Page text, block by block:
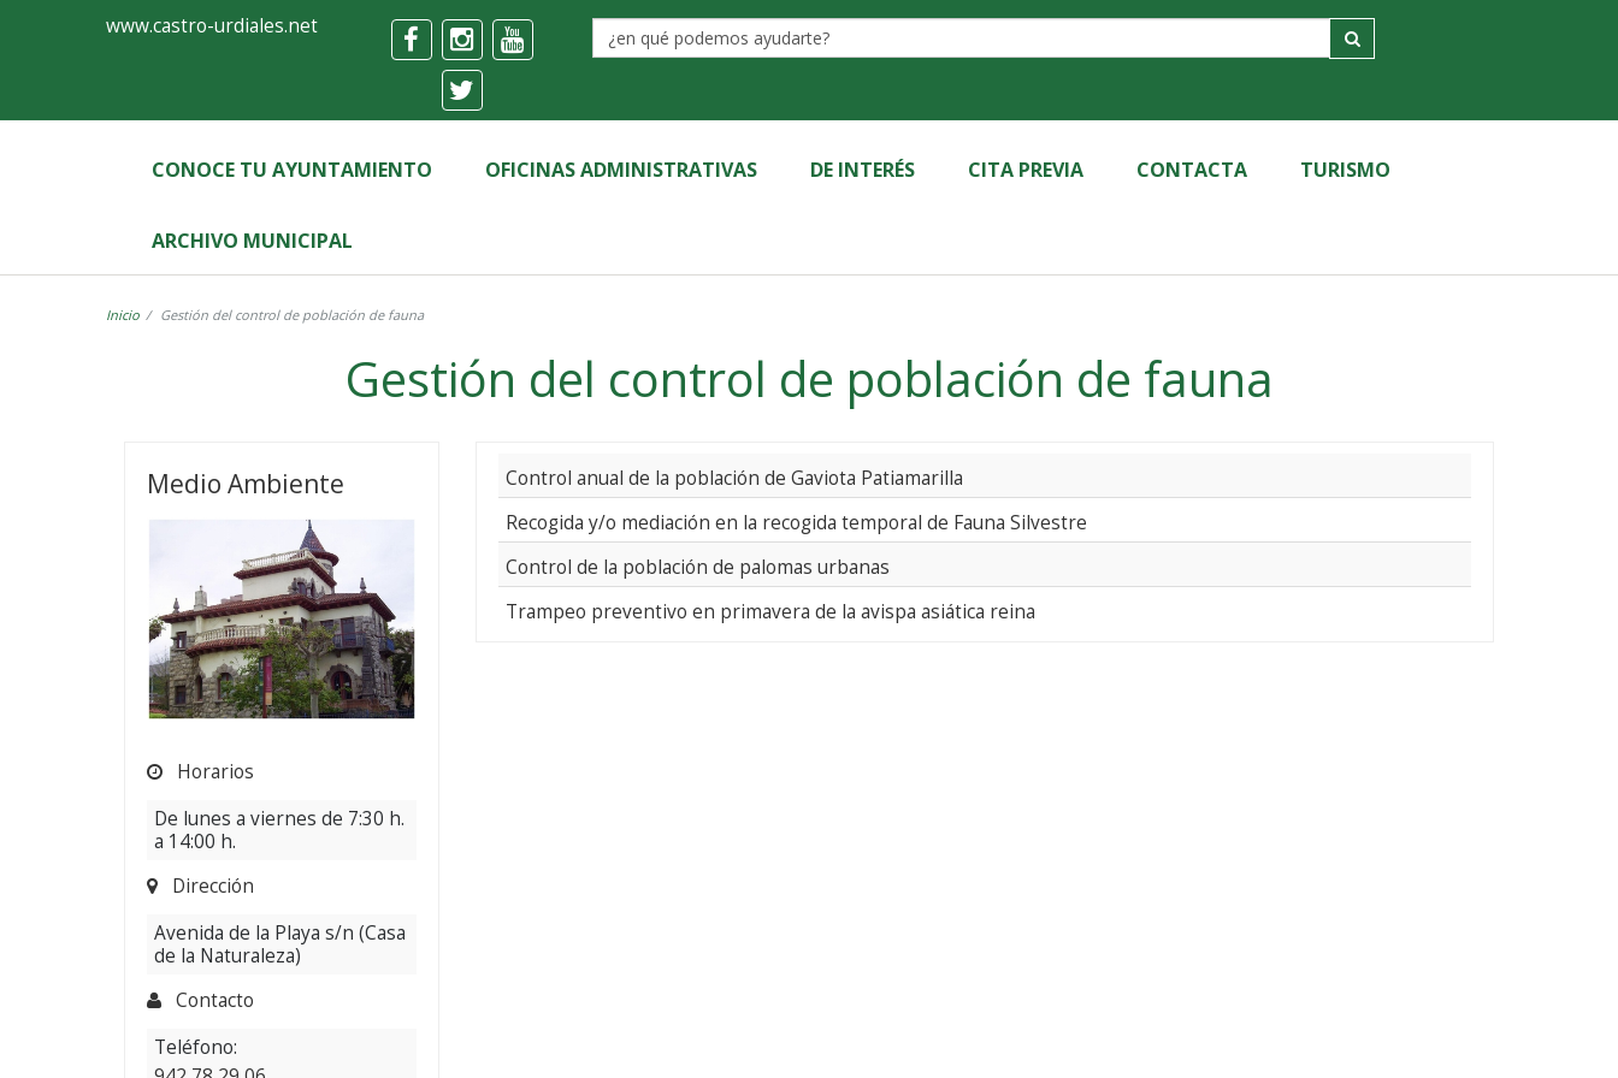
FormularioAyuntamiento
Castro-
Urdiales
www.castro-urdiales.net
CONOCE TU AYUNTAMIENTO OFICINAS ADMINISTRATIVAS DE INTERÉS CITA PREVIA CONTACTA TURISMO
ARCHIVO MUNICIPAL
Inicio Gestión del control de población de fauna
Gestión del control de población de fauna
fauna
Medio Ambiente
Horarios
De lunes a viernes de 7:30 h.
a 14:00 h.
Dirección
Avenida de la Playa s/n (Casa
de la Naturaleza)
Contacto
Teléfono:
Control anual de la población de Gaviota Patiamarilla
Recogida y/o mediación en la recogida temporal de Fauna Silvestre
Control de la población de palomas urbanas
Trampeo preventivo en primavera de la avispa asiática reina